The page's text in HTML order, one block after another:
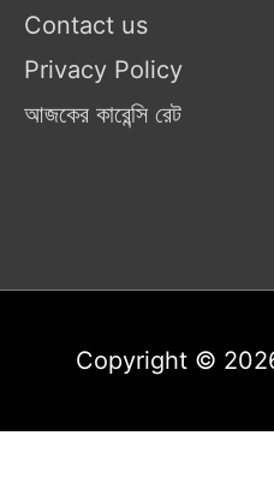
Contact us
Privacy Policy
আজকের কারেন্সি রেট
Copyright ©